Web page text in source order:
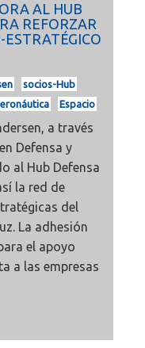
AL HUB
REFORZAR
ESTRATÉGICO
socios-Hub
Espacio
a través
Defensa y
al Hub Defensa
la red de
del
La adhesión
el apoyo
a las empresas